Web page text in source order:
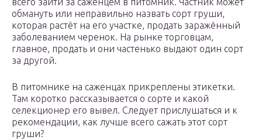
обмануть или неправильно назвать сорт груши,
которая растёт на его участке, продать заражённый
заболеванием черенок. На рынке торговцам,
главное, продать и они частенько выдают один сорт
за другой.
В питомнике на саженцах прикреплены этикетки.
Там коротко рассказывается о сорте и какой
селекционер его вывел. Следует прислушаться и к
рекомендации, как лучше всего сажать этот сорт
груши?